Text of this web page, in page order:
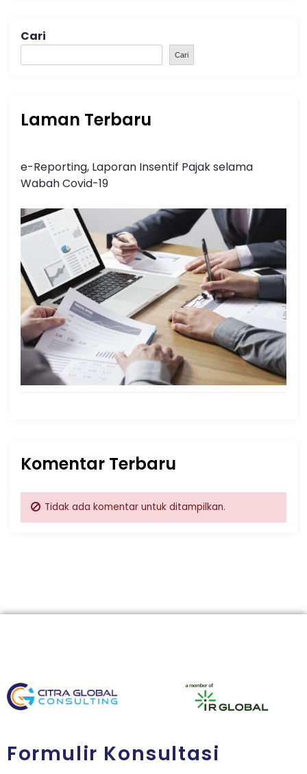
Cari
Cari
Laman Terbaru
e-Reporting, Laporan Insentif Pajak selama
Wabah Covid-19
Komentar Terbaru
Tidak ada komentar untuk ditampilkan.
Formulir Konsultasi